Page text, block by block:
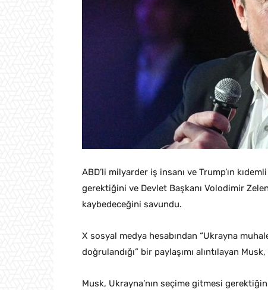
ABD’li milyarder iş insanı ve Trump’ın
gerektiğini ve Devlet Başkanı Volodimir
kaybedeceğini savundu.
X sosyal medya hesabından “Ukrayna
doğrulandığı” bir paylaşımı alıntılayan
Musk, Ukrayna’nın seçime gitmesi